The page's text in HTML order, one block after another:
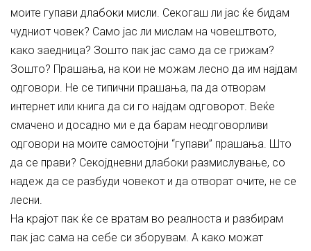
моите гупави длабоки мисли. Секогаш ли јас ќе бидам
чудниот човек? Само јас ли мислам на човештвото,
како заедница? Зошто пак јас само да се грижам?
Зошто? Прашања, на кои не можам лесно да им најдам
одговори. Не се типични прашања, па да отворам
интернет или книга да си го најдам одговорот. Веќе
смачено и досадно ми е да барам неодговорливи
одговори на моите самостојни “гупави” прашања. Што
да се прави? Секојдневни длабоки размислување, со
надеж да се разбуди човекот и да отворат очите, не се
лесни.
На крајот пак ќе се вратам во реалноста и разбирам
пак јас сама на себе си зборувам. А како можат